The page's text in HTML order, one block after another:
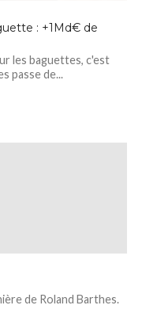
: +1Md€ de
les baguettes, c'est
passe de...
de Roland Barthes.